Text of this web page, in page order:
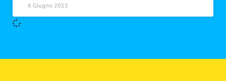
6 Giugno 2025